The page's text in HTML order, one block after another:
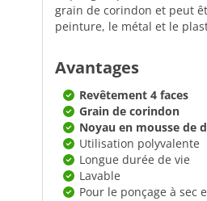
grain de corindon et peut
peinture, le métal et le
Avantages
Revêtement 4 faces
Grain de corindon
Noyau en mousse de
Utilisation polyvalente
Longue durée de vie
Lavable
Pour le ponçage à sec